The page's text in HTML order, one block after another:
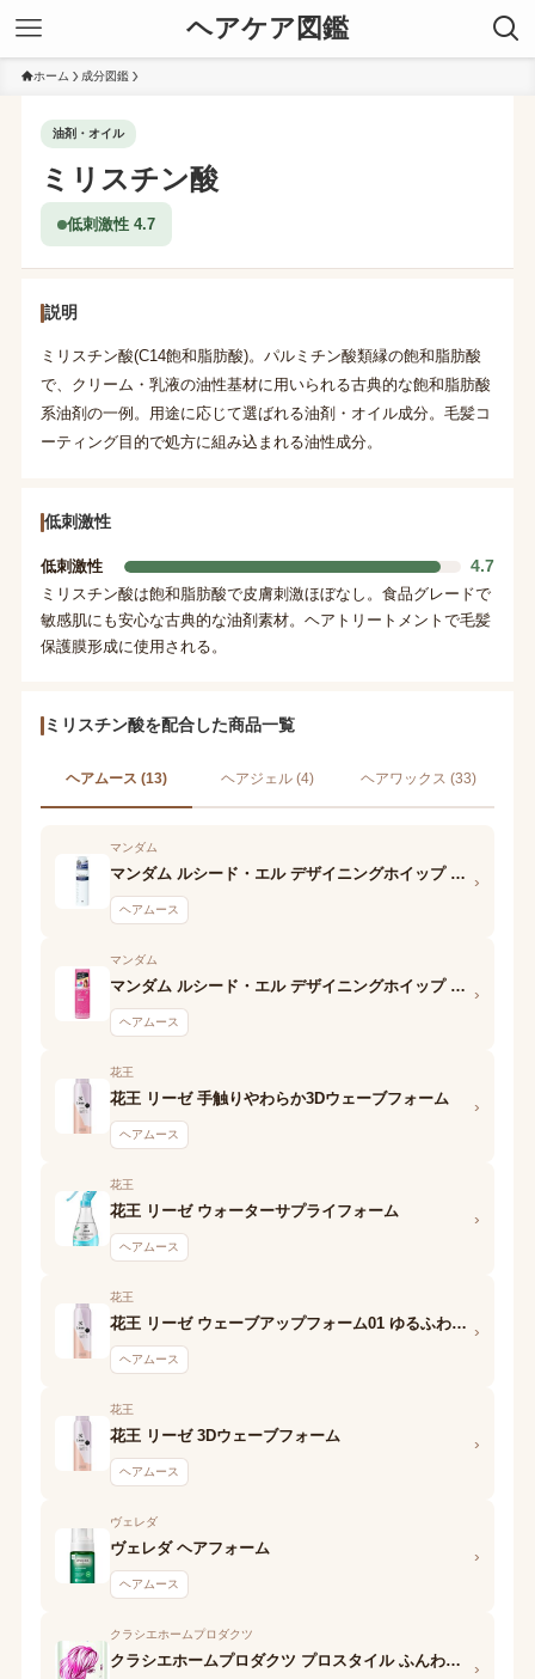
ヘアケア図鑑
ホーム 成分図鑑
油剤・オイル
ミリスチン酸
低刺激性 4.7
説明
ミリスチン酸(C14飽和脂肪酸)。パルミチン酸類縁の飽和脂肪酸
で、クリーム・乳液の油性基材に用いられる古典的な飽和脂肪酸
系油剤の一例。用途に応じて選ばれる油剤・オイル成分。毛髪コ
ーティング目的で処方に組み込まれる油性成分。
低刺激性
低刺激性 4.7
ミリスチン酸は飽和脂肪酸で皮膚刺激ほぼなし。食品グレードで
敏感肌にも安心な古典的な油剤素材。ヘアトリートメントで毛髪
保護膜形成に使用される。
ミリスチン酸を配合した商品一覧
ヘアムース (13) ヘアジェル (4) ヘアワックス (33)
マンダム
マンダム ルシード・エル デザイニングホイップ ビューティウェーブフォーム
ヘアムース
›
マンダム
マンダム ルシード・エル デザイニングホイップ スプリングカールフォーム
ヘアムース
›
花王
花王 リーゼ 手触りやわらか3Dウェーブフォーム
ヘアムース
›
花王
花王 リーゼ ウォーターサプライフォーム
ヘアムース
›
花王
花王 リーゼ ウェーブアップフォーム01 ゆるふわウェーブ
ヘアムース
›
花王
花王 リーゼ 3Dウェーブフォーム
ヘアムース
›
ヴェレダ
ヴェレダ ヘアフォーム
ヘアムース
›
クラシエホームプロダクツ
クラシエホームプロダクツ プロスタイル ふんわりボリュームアップフォーム ›